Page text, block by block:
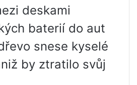
deskami
baterií do aut
snese kyselé
by ztratilo svůj